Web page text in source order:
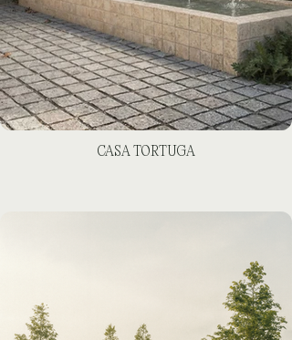
CASA TORTUGA